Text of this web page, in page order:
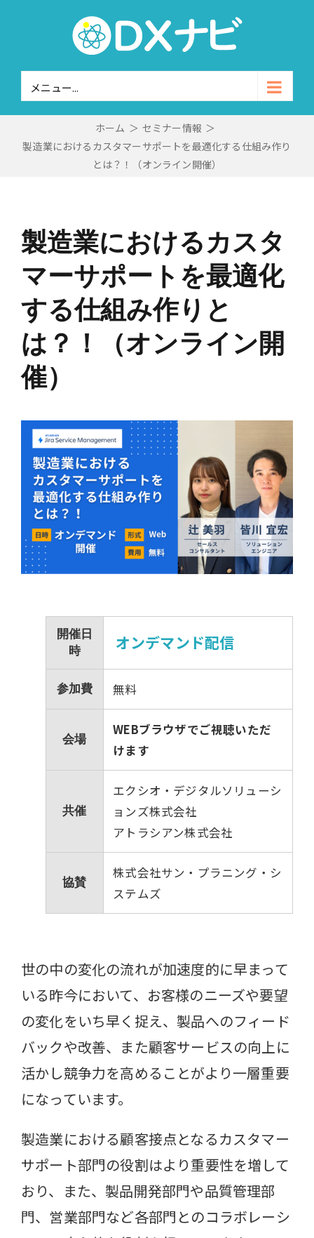
メニュー...
ホーム ＞ セミナー情報 ＞
製造業におけるカスタマーサポートを最適化する仕組み作り
とは？！（オンライン開催）
製造業におけるカスタ
マーサポートを最適化
する仕組み作りと
は？！（オンライン開
催）
開催日
時
オンデマンド配信
参加費 無料
会場
WEBブラウザでご視聴いただ
けます
共催
エクシオ・デジタルソリューシ
ョンズ株式会社
アトラシアン株式会社
協賛
株式会社サン・プラニング・シ
ステムズ
世の中の変化の流れが加速度的に早まって
いる昨今において、お客様のニーズや要望
の変化をいち早く捉え、製品へのフィード
バックや改善、また顧客サービスの向上に
活かし競争力を高めることがより一層重要
になっています。
製造業における顧客接点となるカスタマー
サポート部門の役割はより重要性を増して
おり、また、製品開発部門や品質管理部
門、営業部門など各部門とのコラボレーシ